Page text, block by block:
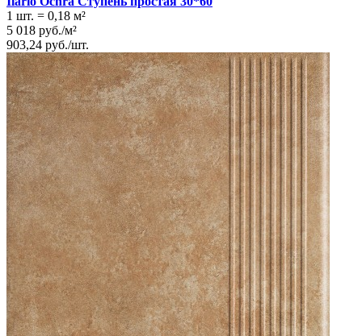
1 шт. = 0,18 м²
5 018 руб./м²
903,24 руб./шт.